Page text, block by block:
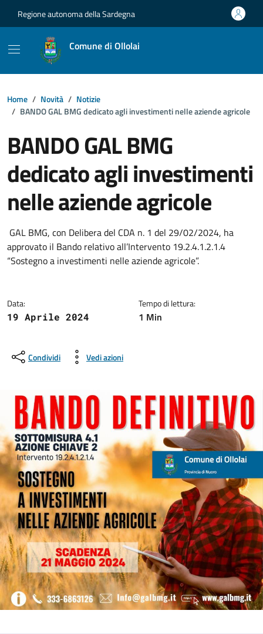
Regione autonoma della Sardegna
Comune di Ollolai
Home Novità
Notizie
BANDO GAL BMG dedicato agli investimenti nelle aziende agricole
BANDO GAL BMG
dedicato agli investimenti
nelle aziende agricole
Dettagli della notizia
GAL BMG, con Delibera del CDA n. 1 del 29/02/2024, ha
approvato il Bando relativo all’Intervento 19.2.4.1.2.1.4
“Sostegno a investimenti nelle aziende agricole”.
Data:
19 Aprile 2024
Tempo di lettura:
1 Min
Condividi Vedi azioni